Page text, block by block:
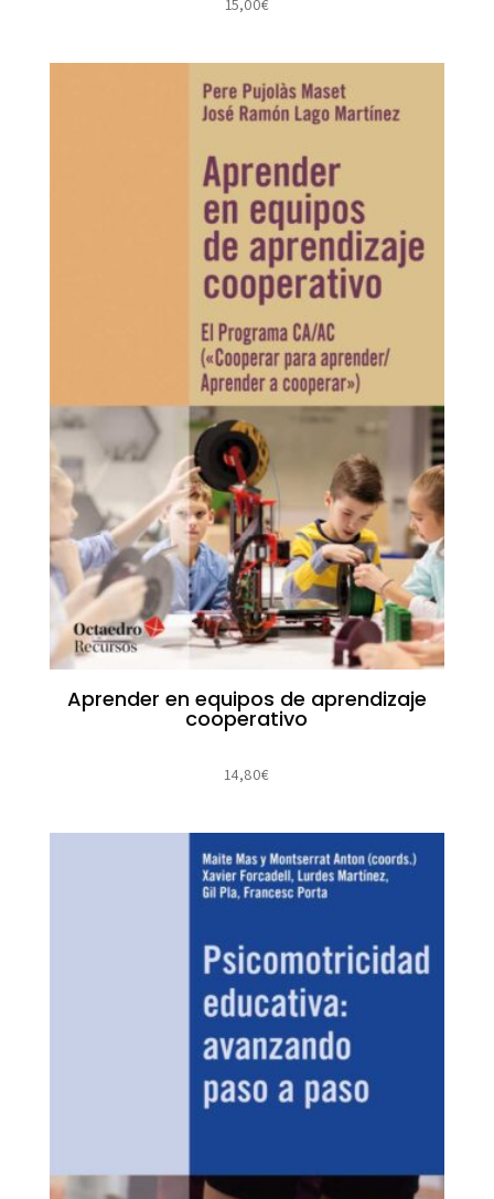
15,00€
Aprender en equipos de aprendizaje
cooperativo
14,80€